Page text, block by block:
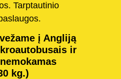
Tarptautinio
į Angliją
ir
kg.)